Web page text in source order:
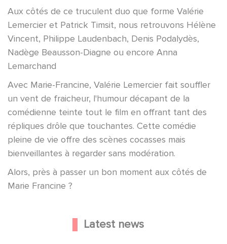
Aux côtés de ce truculent duo que forme Valérie
Lemercier et Patrick Timsit, nous retrouvons Hélène
Vincent, Philippe Laudenbach, Denis Podalydès,
Nadège Beausson-Diagne ou encore Anna
Lemarchand
Avec Marie-Francine, Valérie Lemercier fait souffler
un vent de fraicheur, l'humour décapant de la
comédienne teinte tout le film en offrant tant des
répliques drôle que touchantes. Cette comédie
pleine de vie offre des scènes cocasses mais
bienveillantes à regarder sans modération.
Alors, près à passer un bon moment aux côtés de
Marie Francine ?
Latest news